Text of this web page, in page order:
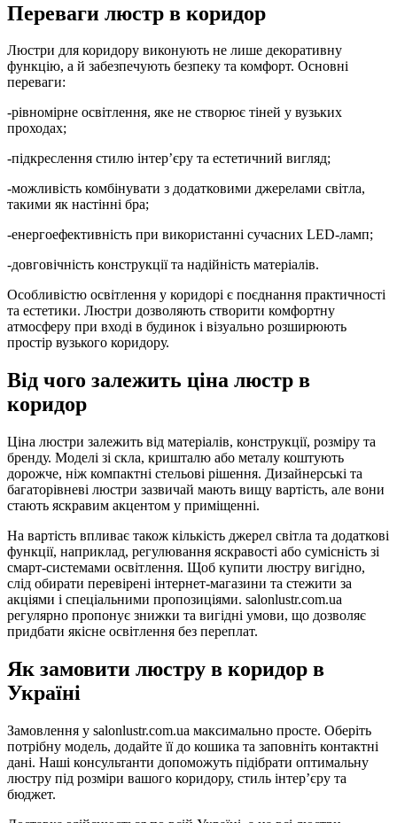
Переваги люстр в коридор
Люстри для коридору виконують не лише декоративну
функцію, а й забезпечують безпеку та комфорт. Основні
переваги:
-рівномірне освітлення, яке не створює тіней у вузьких
проходах;
-підкреслення стилю інтер’єру та естетичний вигляд;
-можливість комбінувати з додатковими джерелами світла,
такими як настінні бра;
-енергоефективність при використанні сучасних LED-ламп;
-довговічність конструкції та надійність матеріалів.
Особливістю освітлення у коридорі є поєднання практичності
та естетики. Люстри дозволяють створити комфортну
атмосферу при вході в будинок і візуально розширюють
простір вузького коридору.
Від чого залежить ціна люстр в
коридор
Ціна люстри залежить від матеріалів, конструкції, розміру та
бренду. Моделі зі скла, кришталю або металу коштують
дорожче, ніж компактні стельові рішення. Дизайнерські та
багаторівневі люстри зазвичай мають вищу вартість, але вони
стають яскравим акцентом у приміщенні.
На вартість впливає також кількість джерел світла та додаткові
функції, наприклад, регулювання яскравості або сумісність зі
смарт-системами освітлення. Щоб купити люстру вигідно,
слід обирати перевірені інтернет-магазини та стежити за
акціями і спеціальними пропозиціями. salonlustr.com.ua
регулярно пропонує знижки та вигідні умови, що дозволяє
придбати якісне освітлення без переплат.
Як замовити люстру в коридор в
Україні
Замовлення у salonlustr.com.ua максимально просте. Оберіть
потрібну модель, додайте її до кошика та заповніть контактні
дані. Наші консультанти допоможуть підібрати оптимальну
люстру під розміри вашого коридору, стиль інтер’єру та
бюджет.